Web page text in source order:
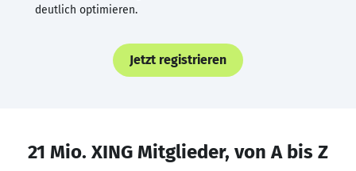
deutlich optimieren.
Jetzt registrieren
21 Mio. XING Mitglieder, von A bis Z